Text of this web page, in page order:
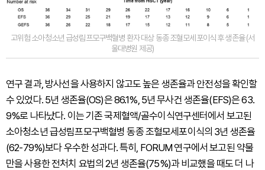
고위험 소아청소년 급성림프모구백혈병 환자 대상 동종 조혈모세포이식 후 생존율 (서
울대병원 제공)
연구 결과, 방사선을 사용하지 않고도 높은 생존율과 안전성을 확인할
수 있었다. 5년 생존율(OS)은 86.1%, 5년 무사건 생존율(EFS)은 63.
9%로 나타났다. 이는 기존 국제혈액/골수이식연구센터에서 보고된
소아청소년 급성림프모구백혈병 동종 조혈모세포이식의 3년 생존율
(62-79%)보다 우수한 성과다. 특히, FORUM 연구에서 보고된 약물
만을 사용한 전처치 요법의 2년 생존율(75%)과 비교했을 때도 더 나